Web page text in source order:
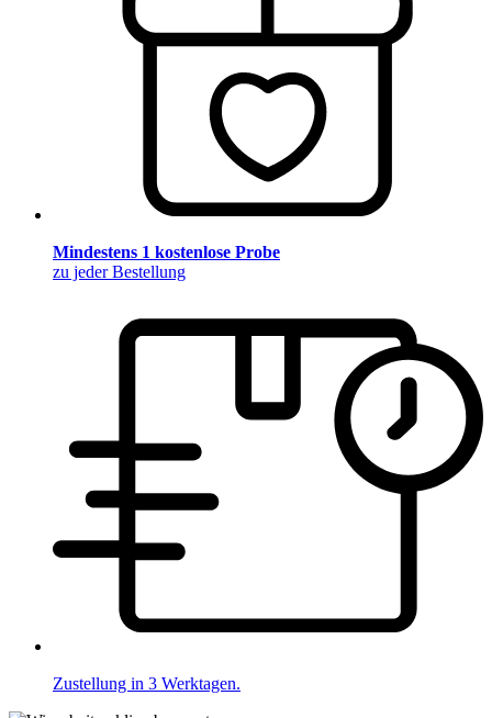
Mindestens 1 kostenlose Probe
zu jeder Bestellung
Zustellung in 3 Werktagen.